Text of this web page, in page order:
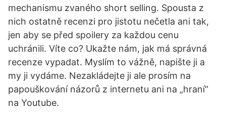
mechanismu zvaného short selling. Spousta z
nich ostatně recenzi pro jistotu nečetla ani tak,
jen aby se před spoilery za každou cenu
uchránili. Víte co? Ukažte nám, jak má správná
recenze vypadat. Myslím to vážně, napište ji a
my ji vydáme. Nezakládejte ji ale prosím na
papouškování názorů z internetu ani na „hraní“
na Youtube.